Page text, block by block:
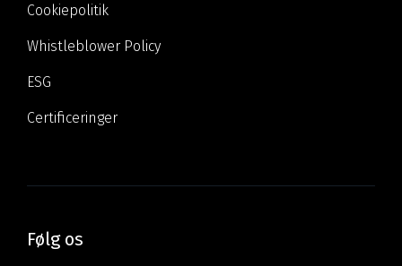
Cookiepolitik
Whistleblower Policy
ESG
Certificeringer
Følg os